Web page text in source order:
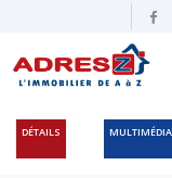
DÉTAILS MULTIMÉDIA